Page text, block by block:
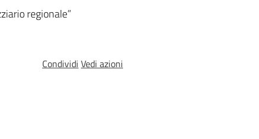
regionale”
Condividi Vedi azioni